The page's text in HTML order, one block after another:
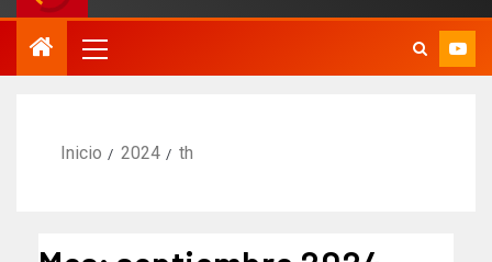
Inicio 2024 th